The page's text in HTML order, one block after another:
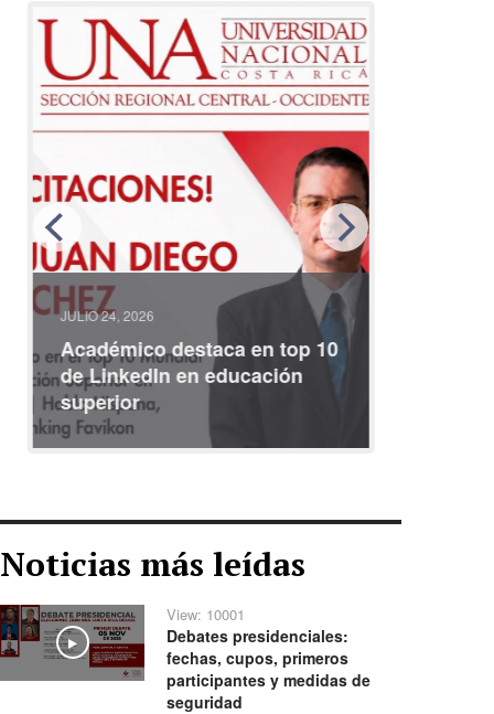
JULIO 24, 2026
Académico destaca en top 10
de LinkedIn en educación
superior
Noticias más leídas
Play
View: 10001
Debates presidenciales:
fechas, cupos, primeros
participantes y medidas de
seguridad